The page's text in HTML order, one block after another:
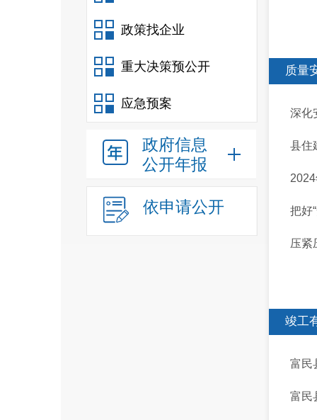
政策找企业
重大决策预公开
应急预案
政府信息
公开年报
依申请公开
质量
深化
县住
把好
压紧
竣工
富民
富民